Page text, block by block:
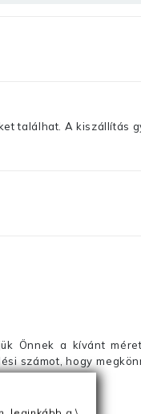
találhat. A kiszállítás
Önnek a kívánt
számot, hogy